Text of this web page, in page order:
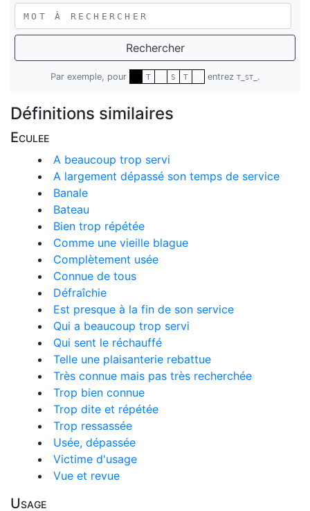
Rechercher
Par exemple, pour T S T entrez T_ST_ .
Définitions similaires
Eculee
A beaucoup trop servi
A largement dépassé son temps de service
Banale
Bateau
Bien trop répétée
Comme une vieille blague
Complètement usée
Connue de tous
Défraîchie
Est presque à la fin de son service
Qui a beaucoup trop servi
Qui sent le réchauffé
Telle une plaisanterie rebattue
Très connue mais pas très recherchée
Trop bien connue
Trop dite et répétée
Trop ressassée
Usée, dépassée
Victime d'usage
Vue et revue
Usage